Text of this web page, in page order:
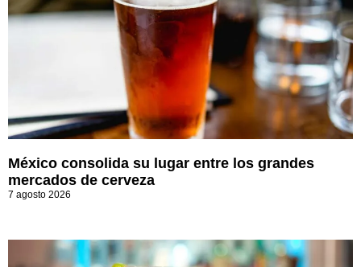
México consolida su lugar entre los grandes
mercados de cerveza
7 agosto 2026